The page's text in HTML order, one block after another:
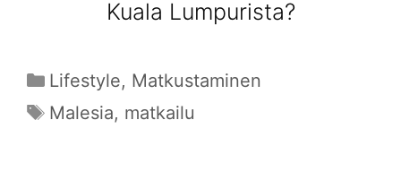
Kuala Lumpurista?
Kategoriat
Lifestyle, Matkustaminen
Avainsanat
Malesia, matkailu